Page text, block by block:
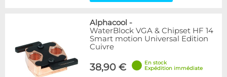
Alphacool -
WaterBlock VGA & Chipset HF 14
Smart motion Universal Edition
Cuivre
38,90 €
En stock
Expédition immédiate